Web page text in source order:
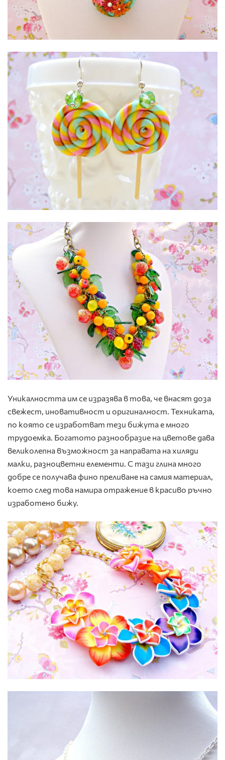
Уникалността им се изразява в това, че внасят доза
свежест, иновативност и оригиналност. Техниката,
по която се изработват тези бижута е много
трудоемка. Богатото разнообразие на цветове дава
великолепна възможност за направата на хиляди
малки, разноцветни елементи. С тази глина много
добре се получава фино преливане на самия материал,
което след това намира отражение в красиво ръчно
изработено бижу.